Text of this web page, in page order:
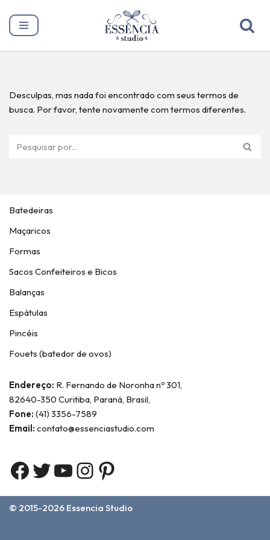
Pular
Desculpas, mas nada foi encontrado com seus termos de
busca. Por favor, tente novamente com termos diferentes.
Batedeiras
Maçaricos
Formas
Sacos Confeiteiros e Bicos
Balanças
Espátulas
Pincéis
Fouets (batedor de ovos)
Endereço: R. Fernando de Noronha nº 301,
82640-350 Curitiba, Paraná, Brasil,
Fone: (41) 3356-7589
Email: contato@essenciastudio.com
© 2015-2026 Essencia Studio